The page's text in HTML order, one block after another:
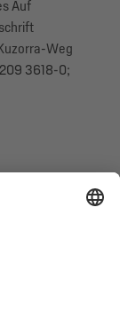
Auf
Weg
3618-0;